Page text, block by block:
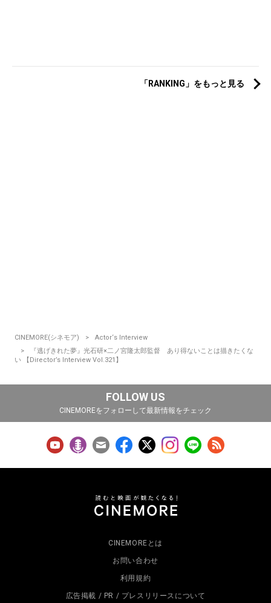
「RANKING」をもっと見る
CINEMORE(シネモア)
Actor‘s Interview
『逃げきれた夢』光石研×二ノ宮隆太郎監督 あり得ないことは描きたくな
い 【Director’s Interview Vol.321】
FOLLOW US
CINEMOREをフォローして最新情報をチェック
CINEMOREとは
お問い合わせ
利用規約
広告掲載 / PR / プレスリリースについて